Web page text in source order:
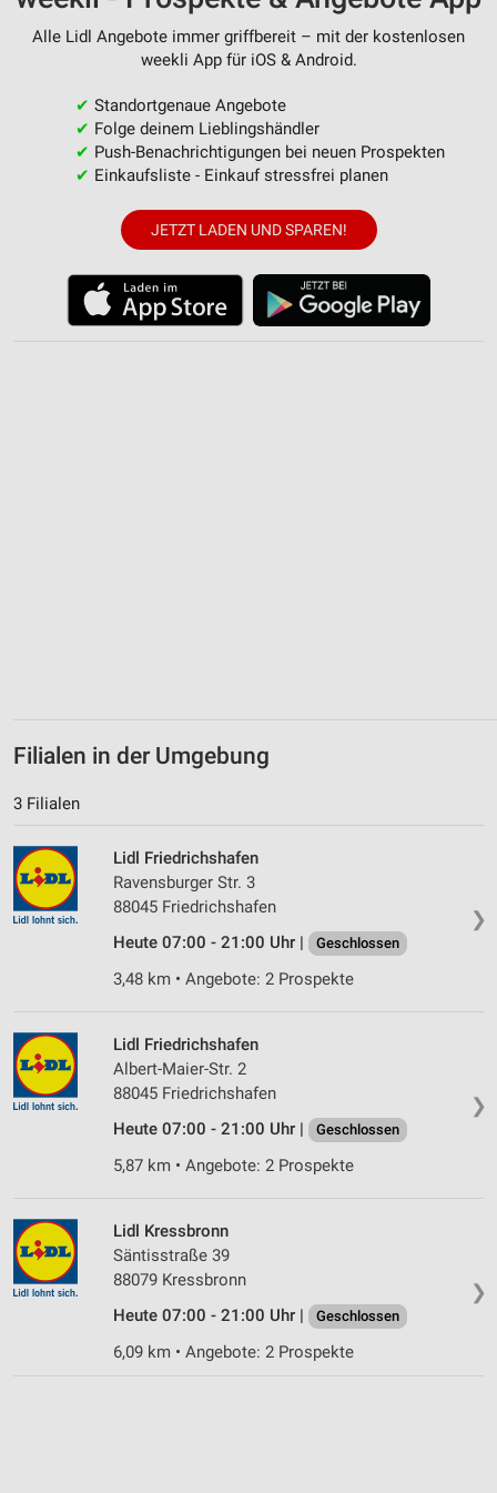
Alle Lidl Angebote immer griffbereit – mit der kostenlosen
weekli App für iOS & Android.
✔ Standortgenaue Angebote
✔ Folge deinem Lieblingshändler
✔ Push-Benachrichtigungen bei neuen Prospekten
✔ Einkaufsliste - Einkauf stressfrei planen
JETZT LADEN UND SPAREN!
Filialen in der Umgebung
3 Filialen
❯
Lidl Friedrichshafen
Ravensburger Str. 3
88045 Friedrichshafen
Heute 07:00 - 21:00 Uhr |
Geschlossen
3,48 km • Angebote: 2 Prospekte
❯
Lidl Friedrichshafen
Albert-Maier-Str. 2
88045 Friedrichshafen
Heute 07:00 - 21:00 Uhr |
Geschlossen
5,87 km • Angebote: 2 Prospekte
❯
Lidl Kressbronn
Säntisstraße 39
88079 Kressbronn
Heute 07:00 - 21:00 Uhr |
Geschlossen
6,09 km • Angebote: 2 Prospekte
Messung der Werbeleistung
Analyse von Zielgruppen durch Statistiken oder
Kombinationen von Daten aus verschiedenen
Quellen
Entwicklung und Verbesserung der Angebote
Verwendung reduzierter Daten zur Auswahl von
Inhalten
IAB-Besonderheiten: